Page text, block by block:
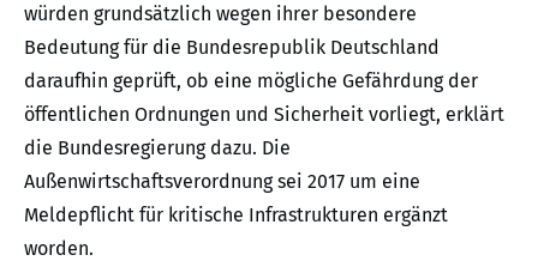
würden grundsätzlich wegen ihrer besondere
Bedeutung für die Bundesrepublik Deutschland
daraufhin geprüft, ob eine mögliche Gefährdung der
öffentlichen Ordnungen und Sicherheit vorliegt, erklärt
die Bundesregierung dazu. Die
Außenwirtschaftsverordnung sei 2017 um eine
Meldepflicht für kritische Infrastrukturen ergänzt
worden.